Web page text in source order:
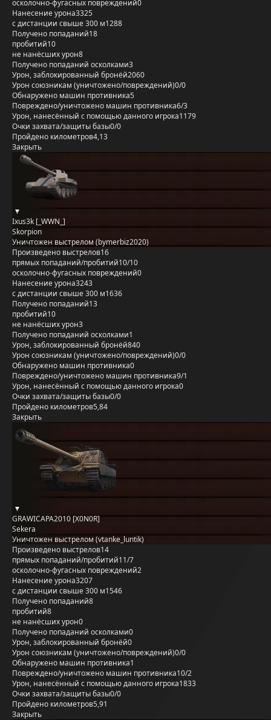
осколочно-фугасных повреждений0
Нанесение урона3325
с дистанции свыше 300 м1288
Получено попаданий18
пробитий10
не нанёсших урон8
Получено попаданий осколками3
Урон, заблокированный бронёй2060
Урон союзникам (уничтожено/повреждений)0/0
Обнаружено машин противника5
Повреждено/уничтожено машин противника6/3
Урон, нанесённый с помощью данного игрока1179
Очки захвата/защиты базы0/0
Пройдено километров4,13
Закрыть
Ixus3k [_WWN_]
Skorpion
Уничтожен выстрелом (bymerbiz2020)
Произведено выстрелов16
прямых попаданий/пробитий10/10
осколочно-фугасных повреждений0
Нанесение урона3243
с дистанции свыше 300 м1636
Получено попаданий13
пробитий10
не нанёсших урон3
Получено попаданий осколками1
Урон, заблокированный бронёй840
Урон союзникам (уничтожено/повреждений)0/0
Обнаружено машин противника0
Повреждено/уничтожено машин противника9/1
Урон, нанесённый с помощью данного игрока0
Очки захвата/защиты базы0/0
Пройдено километров5,84
Закрыть
GRAWICAPA2010 [X0N0R]
Sekera
Уничтожен выстрелом (vtanke_luntik)
Произведено выстрелов14
прямых попаданий/пробитий11/7
осколочно-фугасных повреждений2
Нанесение урона3207
с дистанции свыше 300 м1546
Получено попаданий8
пробитий8
не нанёсших урон0
Получено попаданий осколками0
Урон, заблокированный бронёй0
Урон союзникам (уничтожено/повреждений)0/0
Обнаружено машин противника1
Повреждено/уничтожено машин противника10/2
Урон, нанесённый с помощью данного игрока1833
Очки захвата/защиты базы0/0
Пройдено километров5,91
Закрыть